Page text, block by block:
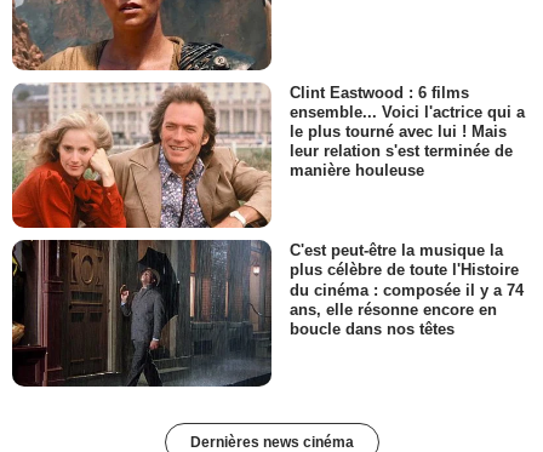
Clint Eastwood : 6 films
ensemble... Voici l'actrice qui a
le plus tourné avec lui ! Mais
leur relation s'est terminée de
manière houleuse
C'est peut-être la musique la
plus célèbre de toute l'Histoire
du cinéma : composée il y a 74
ans, elle résonne encore en
boucle dans nos têtes
Dernières news cinéma